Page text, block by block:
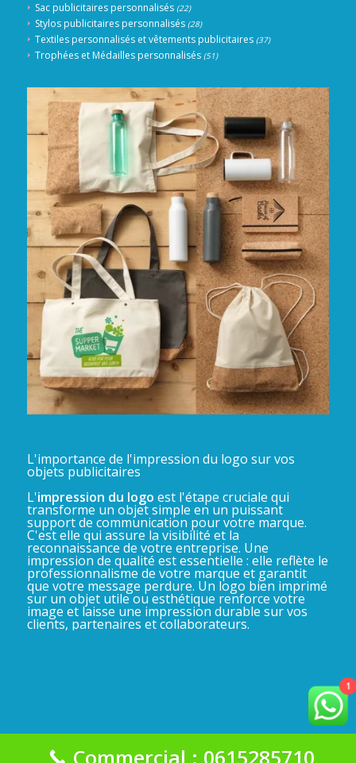
Sac publicitaires personnalisés (22)
Stylos publicitaires personnalisés (28)
Textiles personnalisés et vêtements publicitaires (37)
Trophées et Médailles personnalisés (51)
L'importance de l'impression du logo sur vos
objets publicitaires
L'impression du logo est l'étape cruciale qui
transforme un objet simple en un puissant
support de communication pour votre marque.
C'est elle qui assure la visibilité et la
reconnaissance de votre entreprise. Une
impression de qualité est essentielle : elle reflète le
professionnalisme de votre marque et garantit
que votre message perdure. Un logo bien imprimé
sur un objet utile ou esthétique renforce votre
image et laisse une impression durable sur vos
clients, partenaires et collaborateurs.
La Gadgeterie 2025©
1
Commercial : 0615285710